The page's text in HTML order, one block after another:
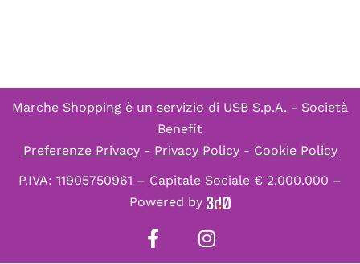
Marche Shopping è un servizio di USB S.p.A. - Società
Benefit
Preferenze Privacy- Privacy Policy- Cookie Policy
P.IVA: 11905750961 – Capitale Sociale € 2.000.000 –
Powered by